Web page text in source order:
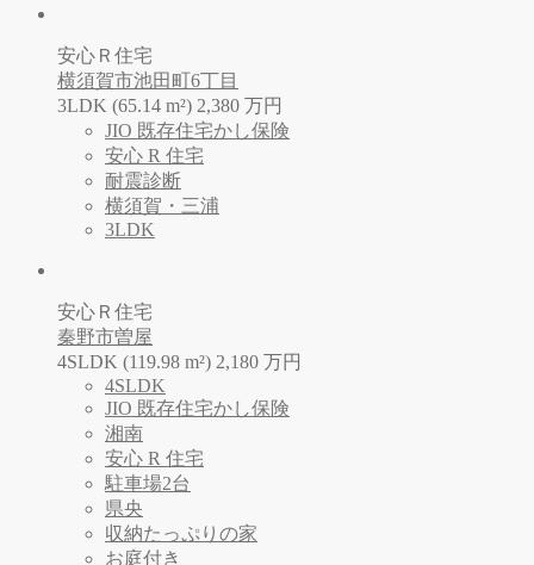
安心Ｒ住宅
横須賀市池田町6丁目
3LDK (65.14 m²) 2,380 万円
JIO 既存住宅かし保険
安心 R 住宅
耐震診断
横須賀・三浦
3LDK
安心Ｒ住宅
秦野市曽屋
4SLDK (119.98 m²) 2,180 万円
4SLDK
JIO 既存住宅かし保険
湘南
安心 R 住宅
駐車場2台
県央
収納たっぷりの家
お庭付き